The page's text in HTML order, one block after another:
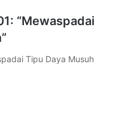
“Mewaspadai
Tipu Daya Musuh